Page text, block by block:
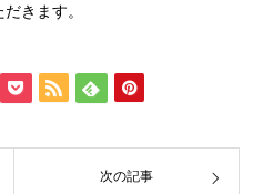
きます。
次の記事